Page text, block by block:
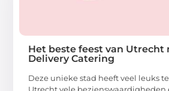
Het beste feest van Utrecht
Delivery Catering
Deze unieke stad heeft veel leuks